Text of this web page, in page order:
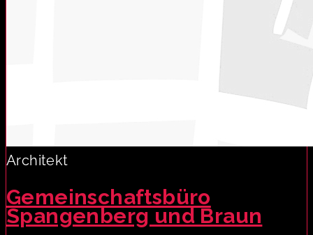
Architekt
Gemeinschaftsbüro
Spangenberg und Braun